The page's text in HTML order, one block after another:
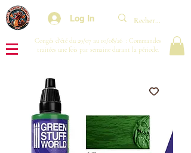
Log In
Congés d'été du 29/07 au 10/08/26 : Commandes
traitées une fois par semaine durant la période.